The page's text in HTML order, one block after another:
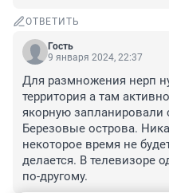
ОТВЕТИТЬ
Гость
9 января 2024, 22:37
Для размножения нерп
территория а там
якорную запланировали
Березовые острова.
некоторое время не
делается. В телевизоре
по-другому.